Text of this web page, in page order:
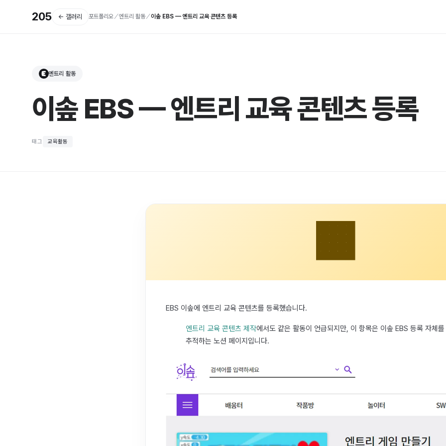
205 ← 갤러리 포트폴리오／엔트리 활동／이솦 EBS — 엔트리 교육 콘텐츠 등록
E 엔트리 활동
이솦 EBS — 엔트리 교육 콘텐츠 등록
태그 교육활동
🟧
EBS 이솦에 엔트리 교육 콘텐츠를 등록했습니다.
엔트리 교육 콘텐츠 제작에서도 같은 활동이 언급되지만, 이 항목은 이솦 EBS 등록 자체
추적하는 노션 페이지입니다.